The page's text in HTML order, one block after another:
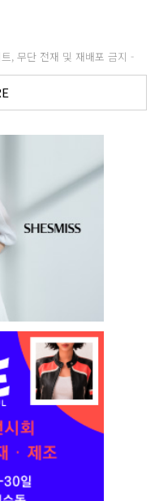
, 무단 전재 및 재배포 금지 -